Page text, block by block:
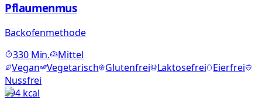
Pflaumenmus
Backofenmethode
330Min.
Mittel
Vegan Vegetarisch Glutenfrei Laktosefrei Eierfrei
Nussfrei
194kcal